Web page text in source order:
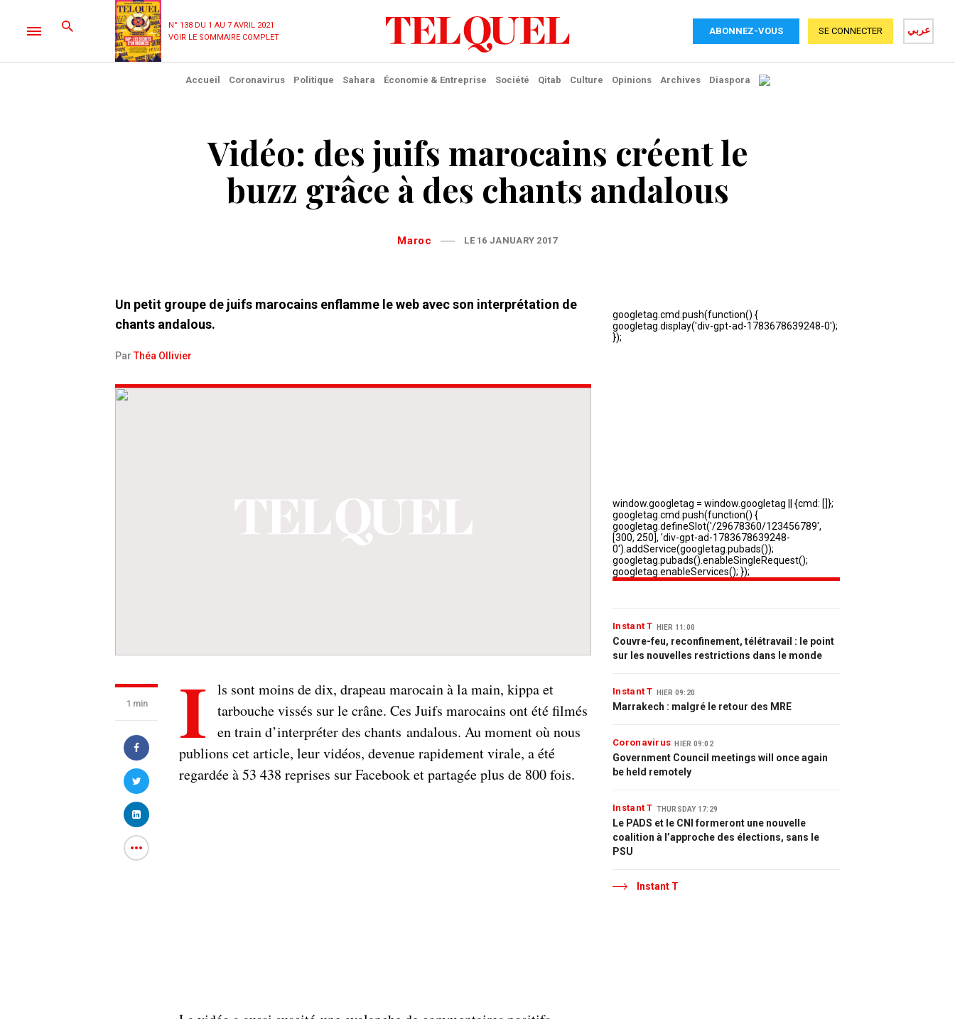
N° 138 DU 1 AU 7 AVRIL 2021
VOIR LE SOMMAIRE COMPLET
ABONNEZ-VOUS عربي SE CONNECTER
Accueil Coronavirus Politique Sahara Économie & Entreprise Société Qitab Culture Opinions Archives Diaspora
Vidéo: des juifs marocains créent le
buzz grâce à des chants andalous
Maroc LE 16 JANUARY 2017
Un petit groupe de juifs marocains enflamme le web avec son interprétation de
chants andalous.
Par Théa Ollivier
1 min I
ls sont moins de dix, drapeau marocain à la main, kippa et
tarbouche vissés sur le crâne. Ces Juifs marocains ont été filmés
en train d’interpréter des chants andalous. Au moment où nous
publions cet article, leur vidéos, devenue rapidement virale, a été
regardée à 53 438 reprises sur Facebook et partagée plus de 800 fois.
Instant T HIER 11:00
Couvre-feu, reconfinement, télétravail : le point
sur les nouvelles restrictions dans le monde
Instant T HIER 09:20
Marrakech : malgré le retour des MRE
Coronavirus HIER 09:02
Government Council meetings will once again
be held remotely
Instant T THURSDAY 17:29
Le PADS et le CNI formeront une nouvelle
coalition à l’approche des élections, sans le
PSU
Instant T